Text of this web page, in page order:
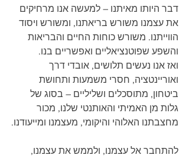
דבר היותו מאיתנו – למעשה אנו מרחיקים
את עצמנו משורש בריאתנו, ומשורש ויסוד
הווייתנו. משורש כוחות החיים והבריאות
והשפע שפוטנציאליים ואפשריים בנו.
ואז אנו נעשים תלושים, אובדי דרך
ואוריינטציה, חסרי משמעות ותחושת
ביטחון, מתוסכלים ושליליים – בסוג של
גלות מן האמיתי והאותנטי שלנו, מכור
מחצבתנו האלוהי והיקומי, מעצמנו ומייעודנו.
להתחבר אל עצמנו, ולממש את עצמנו,